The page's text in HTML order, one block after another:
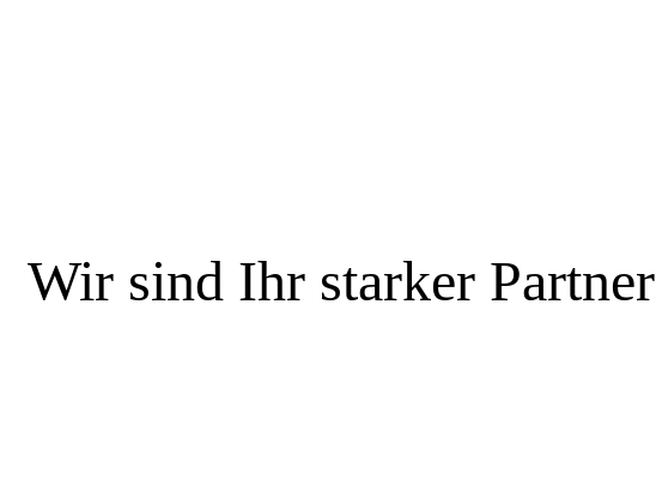
Wir sind Ihr starker Partner